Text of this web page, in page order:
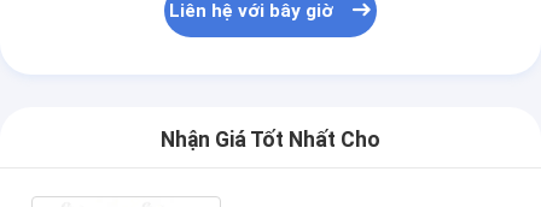
Liên hệ với bây giờ
Nhận Giá Tốt Nhất Cho